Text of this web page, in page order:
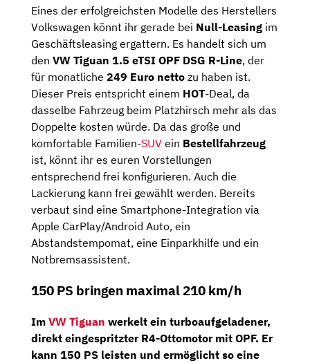
Eines der erfolgreichsten Modelle des Herstellers
Volkswagen könnt ihr gerade bei Null-Leasing im
Geschäftsleasing ergattern. Es handelt sich um
den VW Tiguan 1.5 eTSI OPF DSG R-Line, der
für monatliche 249 Euro netto zu haben ist.
Dieser Preis entspricht einem HOT-Deal, da
dasselbe Fahrzeug beim Platzhirsch mehr als das
Doppelte kosten würde. Da das große und
komfortable Familien-SUV ein Bestellfahrzeug
ist, könnt ihr es euren Vorstellungen
entsprechend frei konfigurieren. Auch die
Lackierung kann frei gewählt werden. Bereits
verbaut sind eine Smartphone-Integration via
Apple CarPlay/Android Auto, ein
Abstandstempomat, eine Einparkhilfe und ein
Notbremsassistent.
150 PS bringen maximal 210 km/h
Im VW Tiguan werkelt ein turboaufgeladener,
direkt eingespritzter R4-Ottomotormit OPF. Er
kann 150 PS leisten und ermöglicht so eine